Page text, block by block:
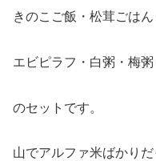
きのこご飯・松茸ごは
エビピラフ・白粥・梅
のセットです。
山でアルファ米ばかり